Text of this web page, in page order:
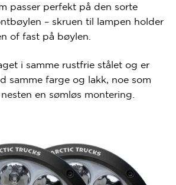
passer perfekt på den sorte
– skruen til lampen holder
of fast på bøylen.
i samme rustfrie stålet og er
samme farge og lakk, noe som
en sømløs montering.